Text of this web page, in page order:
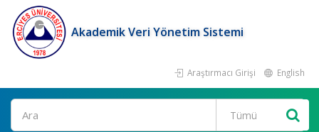
Akademik Veri Yönetim Sistemi
Araştırmacı Girişi English
Ara